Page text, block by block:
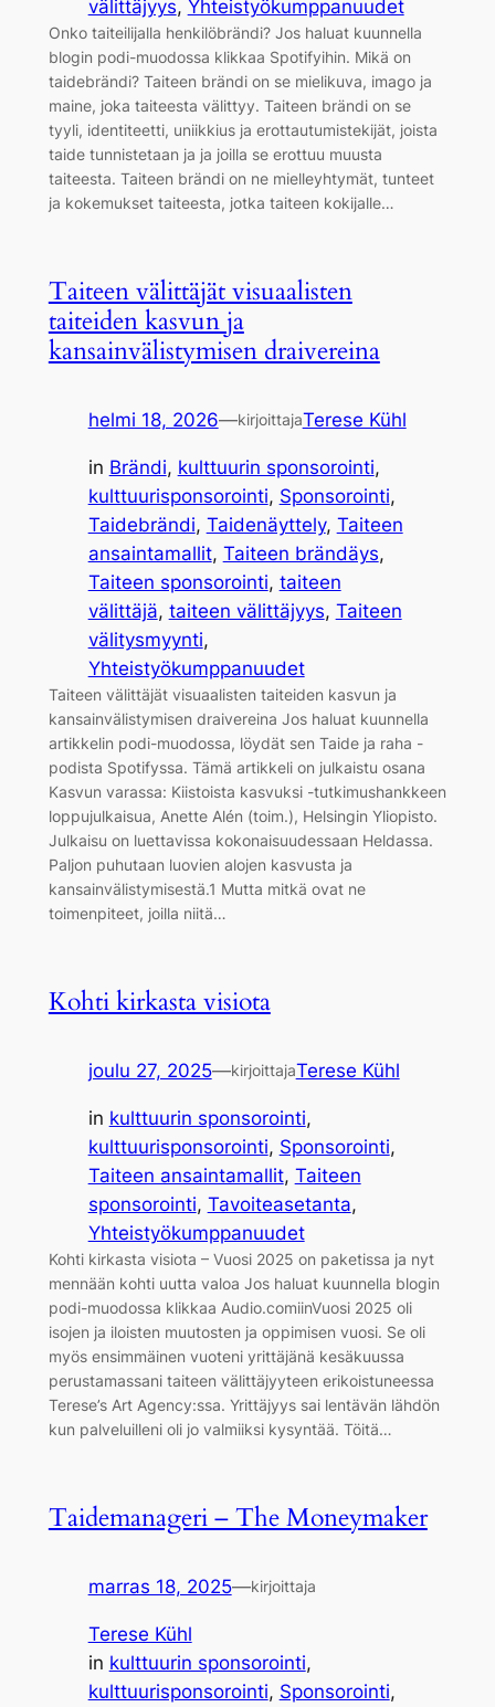
välittäjyys, Yhteistyökumppanuudet
Onko taiteilijalla henkilöbrändi? Jos haluat kuunnella
blogin podi-muodossa klikkaa Spotifyihin. Mikä on
taidebrändi? Taiteen brändi on se mielikuva, imago ja
maine, joka taiteesta välittyy. Taiteen brändi on se
tyyli, identiteetti, uniikkius ja erottautumistekijät, joista
taide tunnistetaan ja ja joilla se erottuu muusta
taiteesta. Taiteen brändi on ne mielleyhtymät, tunteet
ja kokemukset taiteesta, jotka taiteen kokijalle…
Taiteen välittäjät visuaalisten
taiteiden kasvun ja
kansainvälistymisen draivereina
helmi 18, 2026—kirjoittajaTerese Kühl
in Brändi, kulttuurin sponsorointi
kulttuurisponsorointi, Sponsorointi
Taidebrändi, Taidenäyttely, Taiteen
ansaintamallit, Taiteen brändäys
Taiteen sponsorointi, taiteen
välittäjä, taiteen välittäjyys, Taiteen
välitysmyynti
Yhteistyökumppanuudet
Taiteen välittäjät visuaalisten taiteiden kasvun ja
kansainvälistymisen draivereina Jos haluat kuunnella
artikkelin podi-muodossa, löydät sen Taide ja raha -
podista Spotifyssa. Tämä artikkeli on julkaistu osana
Kasvun varassa: Kiistoista kasvuksi -tutkimushankkeen
loppujulkaisua, Anette Alén (toim.), Helsingin Yliopisto.
Julkaisu on luettavissa kokonaisuudessaan Heldassa.
Paljon puhutaan luovien alojen kasvusta ja
kansainvälistymisestä.1 Mutta mitkä ovat ne
toimenpiteet, joilla niitä…
Kohti kirkasta visiota
joulu 27, 2025—kirjoittajaTerese Kühl
in kulttuurin sponsorointi
kulttuurisponsorointi, Sponsorointi
Taiteen ansaintamallit, Taiteen
sponsorointi, Tavoiteasetanta
Yhteistyökumppanuudet
Kohti kirkasta visiota – Vuosi 2025 on paketissa ja nyt
mennään kohti uutta valoa Jos haluat kuunnella blogin
podi-muodossa klikkaa Audio.comiinVuosi 2025 oli
isojen ja iloisten muutosten ja oppimisen vuosi. Se oli
myös ensimmäinen vuoteni yrittäjänä kesäkuussa
perustamassani taiteen välittäjyyteen erikoistuneessa
Terese’s Art Agency:ssa. Yrittäjyys sai lentävän lähdön
kun palveluilleni oli jo valmiiksi kysyntää. Töitä…
Taidemanageri – The Moneymaker
marras 18, 2025—kirjoittaja
Terese Kühl
in kulttuurin sponsorointi
kulttuurisponsorointi, Sponsorointi